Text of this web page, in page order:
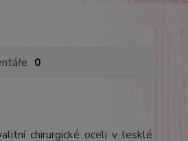
0
chirurgické oceli v lesklé